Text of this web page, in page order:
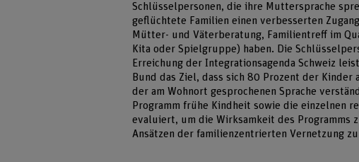
Schlüsselpersonen, die ihre Muttersprache
geflüchtete Familien einen verbesserten
Mütter- und Väterberatung, Familientreff im
Kita oder Spielgruppe) haben. Die
Erreichung der Integrationsagenda Schweiz
Bund das Ziel, dass sich 80 Prozent der
der am Wohnort gesprochenen Sprache
Programm frühe Kindheit sowie die einzelnen
evaluiert, um die Wirksamkeit des Programms
Ansätzen der familienzentrierten Vernetzung zu